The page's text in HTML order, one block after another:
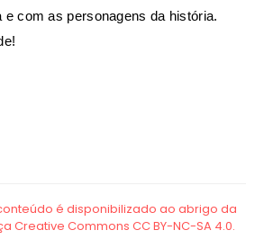
com as personagens da história.